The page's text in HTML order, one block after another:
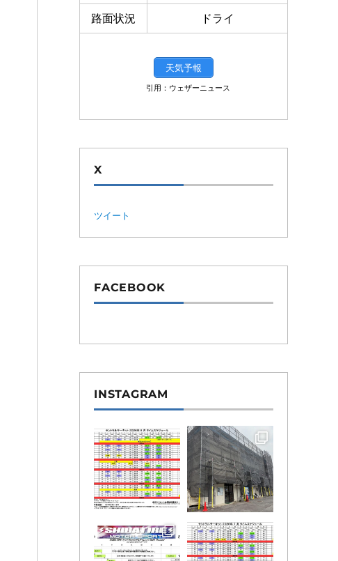
路面状況 ドライ
天気予報
引用：ウェザーニュース
X
ツイート
FACEBOOK
INSTAGRAM